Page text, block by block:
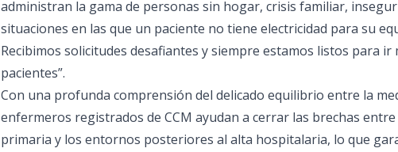
administran la gama de personas sin hogar, crisis familiar,
situaciones en las que un paciente no tiene electricidad para su
Recibimos solicitudes desafiantes y siempre estamos listos para
pacientes”.
Con una profunda comprensión del delicado equilibrio entre la
enfermeros registrados de CCM ayudan a cerrar las brechas
primaria y los entornos posteriores al alta hospitalaria, lo que